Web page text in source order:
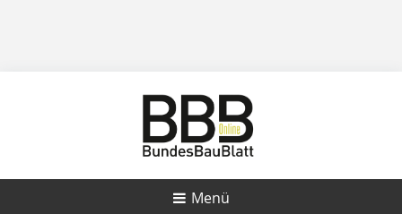
Menü